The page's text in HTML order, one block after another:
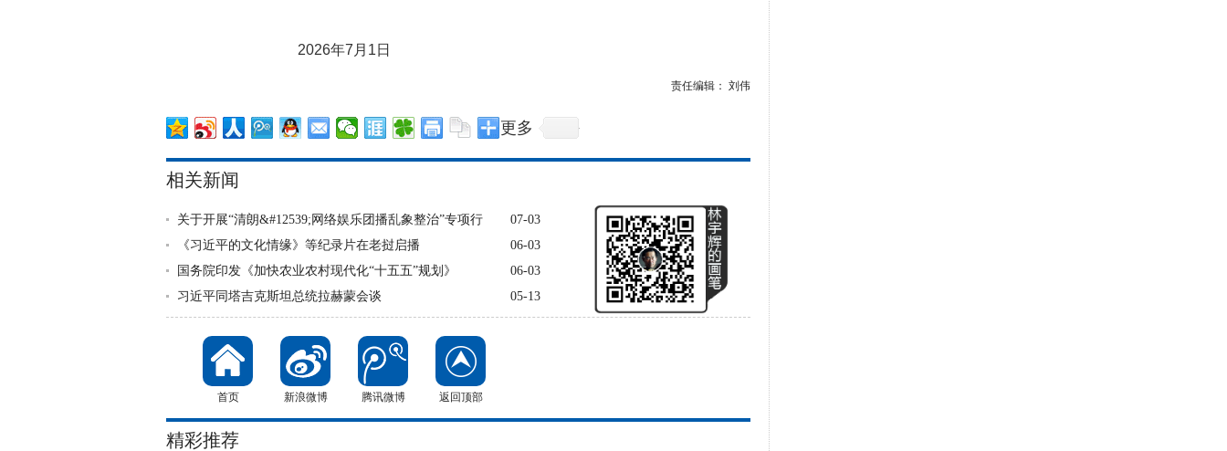
2026年7月1日
责任编辑： 刘伟
更多
相关新闻
07-03
关于开展“清朗&#12539;网络娱乐团播乱象整治”专项行
06-03
《习近平的文化情缘》等纪录片在老挝启播
06-03
国务院印发《加快农业农村现代化“十五五”规划》
05-13
习近平同塔吉克斯坦总统拉赫蒙会谈
首页 新浪微博 腾讯微博 返回顶部
精彩推荐